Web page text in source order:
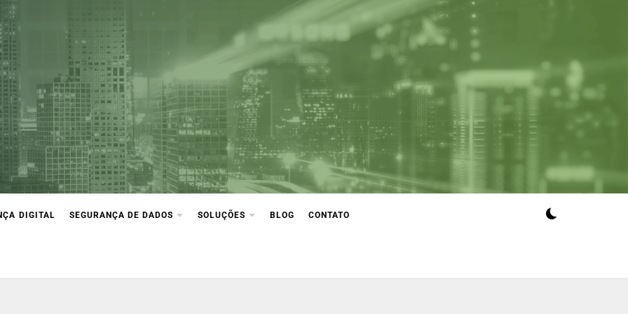
Digital
e compliance
DIGITAL SEGURANÇA DE DADOS SOLUÇÕES BLOG CONTATO